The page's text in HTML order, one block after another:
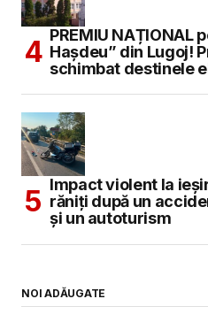
PREMIU NAȚIONAL
Hașdeu” din Lugoj!
schimbat destinele
Impact violent la
răniți după un
și un autoturism
NOI ADĂUGATE